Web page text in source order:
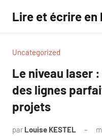
contenu
Lire et écrire en
Uncategorized
Le niveau laser
des lignes
projets
par Louise KESTEL